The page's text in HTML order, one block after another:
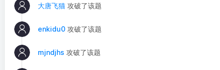
大唐飞猫 攻破了该题
enkidu0 攻破了该题
mjndjhs 攻破了该题